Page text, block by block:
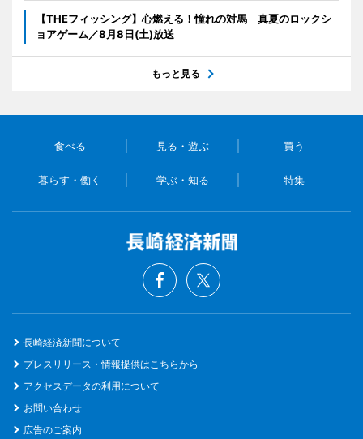
【THEフィッシング】心燃える！憧れの対馬 真夏のロックシ
ョアゲーム／8月8日(土)放送
もっと見る
食べる 見る・遊ぶ 買う
暮らす・働く 学ぶ・知る 特集
長崎経済新聞について
プレスリリース・情報提供はこちらから
アクセスデータの利用について
お問い合わせ
広告のご案内